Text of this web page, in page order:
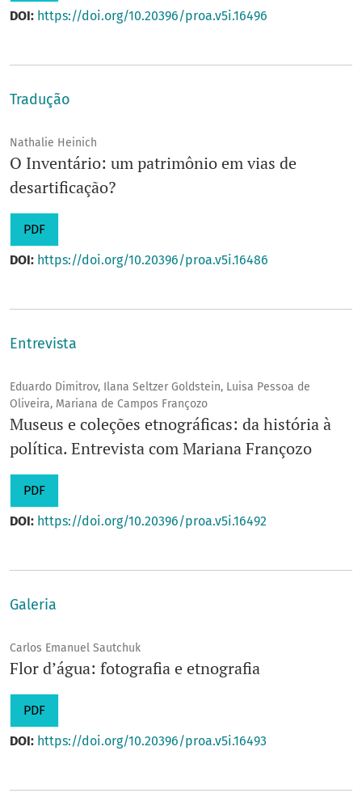
DOI: https://doi.org/10.20396/proa.v5i.16496
Tradução
Nathalie Heinich
O Inventário: um patrimônio em vias de
desartificação?
PDF
DOI: https://doi.org/10.20396/proa.v5i.16486
Entrevista
Eduardo Dimitrov, Ilana Seltzer Goldstein, Luisa Pessoa de
Oliveira, Mariana de Campos Françozo
Museus e coleções etnográficas: da história à
política. Entrevista com Mariana Françozo
PDF
DOI: https://doi.org/10.20396/proa.v5i.16492
Galeria
Carlos Emanuel Sautchuk
Flor d’água: fotografia e etnografia
PDF
DOI: https://doi.org/10.20396/proa.v5i.16493